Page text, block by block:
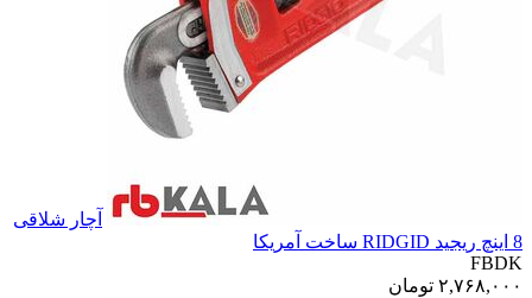
آچار شلاقی
8 اینچ ریجید RIDGID ساخت آمریکا
FBDK
۲,۷۶۸,۰۰۰ تومان